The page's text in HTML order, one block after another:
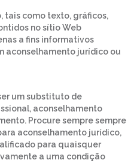
tais como texto, gráficos,
no sítio Web
a fins informativos
aconselhamento jurídico ou
um substituto de
aconselhamento
Procure sempre sempre
aconselhamento jurídico,
para quaisquer
a uma condição